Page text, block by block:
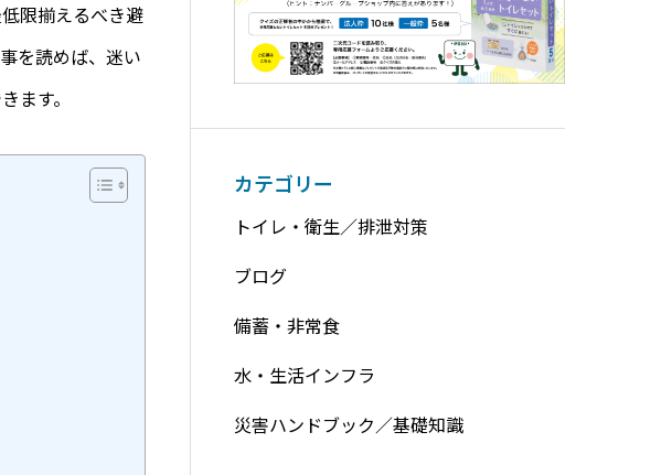
限揃えるべき避
を読めば、迷い
ます。
カテゴリー
トイレ・衛生／排泄対策
ブログ
備蓄・非常食
水・生活インフラ
災害ハンドブック／基礎知識